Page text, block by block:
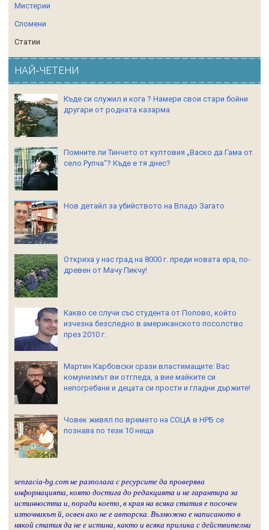
Мистерии
Спомени
Статии
НАЙ-ЧЕТЕНИ
Къде си служил и кога ? Намери свои стари бойни
другари от родната казарма
Помните ли Тинчето от култовия „Васко да Гама от
село Рупча“? Къде е тя днес?
Нов детайл за убийството на Владо Загато
Откриха у нас град на 8000 г. преди новата ера, по-
древен от Мачу Пикчу!
Какво се случи със студента от Попово, който
изчезна безследно в американското посолство
през 2010 г.
Мартин Карбовски срази властимащите: Вас
комунизмът ви отгледа, а вие майките си
непогребани и децата си прости и гладни държите!
Човек живял по времето на СОЦА в НРБ се
познава по тези 10 неща
senzacia-bg.com не разполага с ресурсите да проверява
информацията, която достига до редакцията и не гарантира за
истинността и, поради което, в края на всяка статия е посочен
източникът й, освен ако не е авторска. Възможно е написаното в
някой статия да не е истина, както и всяка прилика с действителни